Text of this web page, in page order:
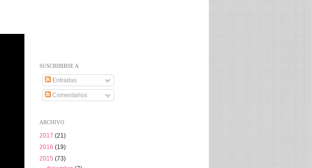
SUSCRIBIRSE A
Entradas
Comentarios
ARCHIVO
2017 (21)
2016 (19)
2015 (73)